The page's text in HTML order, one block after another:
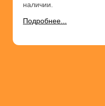
наличии.
Подробнее...